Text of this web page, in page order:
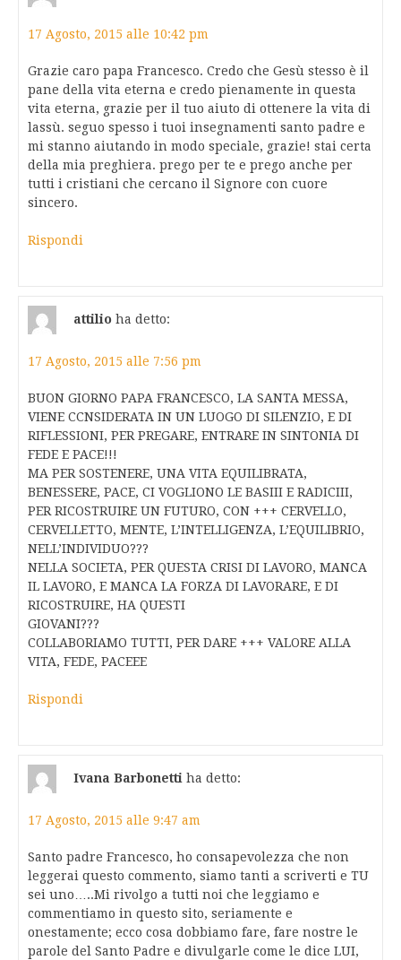
17 Agosto, 2015 alle 10:42 pm
Grazie caro papa Francesco. Credo che Gesù stesso è il
pane della vita eterna e credo pienamente in questa
vita eterna, grazie per il tuo aiuto di ottenere la vita di
lassù. seguo spesso i tuoi insegnamenti santo padre e
mi stanno aiutando in modo speciale, grazie! stai certa
della mia preghiera. prego per te e prego anche per
tutti i cristiani che cercano il Signore con cuore
sincero.
Rispondi
attilio ha detto:
17 Agosto, 2015 alle 7:56 pm
BUON GIORNO PAPA FRANCESCO, LA SANTA MESSA,
VIENE CCNSIDERATA IN UN LUOGO DI SILENZIO, E DI
RIFLESSIONI, PER PREGARE, ENTRARE IN SINTONIA DI
FEDE E PACE!!!
MA PER SOSTENERE, UNA VITA EQUILIBRATA,
BENESSERE, PACE, CI VOGLIONO LE BASIII E RADICIII,
PER RICOSTRUIRE UN FUTURO, CON +++ CERVELLO,
CERVELLETTO, MENTE, L’INTELLIGENZA, L’EQUILIBRIO,
NELL’INDIVIDUO???
NELLA SOCIETA, PER QUESTA CRISI DI LAVORO, MANCA
IL LAVORO, E MANCA LA FORZA DI LAVORARE, E DI
RICOSTRUIRE, HA QUESTI
GIOVANI???
COLLABORIAMO TUTTI, PER DARE +++ VALORE ALLA
VITA, FEDE, PACEEE
Rispondi
Ivana Barbonetti ha detto:
17 Agosto, 2015 alle 9:47 am
Santo padre Francesco, ho consapevolezza che non
leggerai questo commento, siamo tanti a scriverti e TU
sei uno…..Mi rivolgo a tutti noi che leggiamo e
commentiamo in questo sito, seriamente e
onestamente; ecco cosa dobbiamo fare, fare nostre le
parole del Santo Padre e divulgarle come le dice LUI,